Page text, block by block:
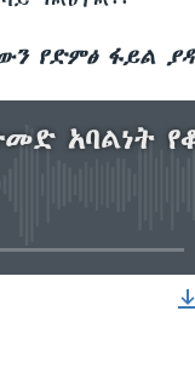
የድምፅ ፋይል
source currently